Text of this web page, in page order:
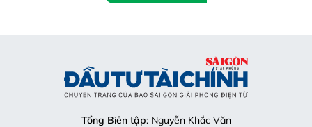
Tổng Biên tập: Nguyễn Khắc Văn